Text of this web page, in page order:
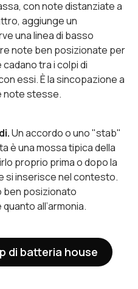
con note distanziate a
aggiunge un
una linea di basso
note ben posizionate per
tra i colpi di
essi. È la sincopazione a
note stesse.
Un accordo o uno "stab"
è una mossa tipica della
proprio prima o dopo la
si inserisce nel contesto.
ben posizionato
all’armonia.
di batteria house